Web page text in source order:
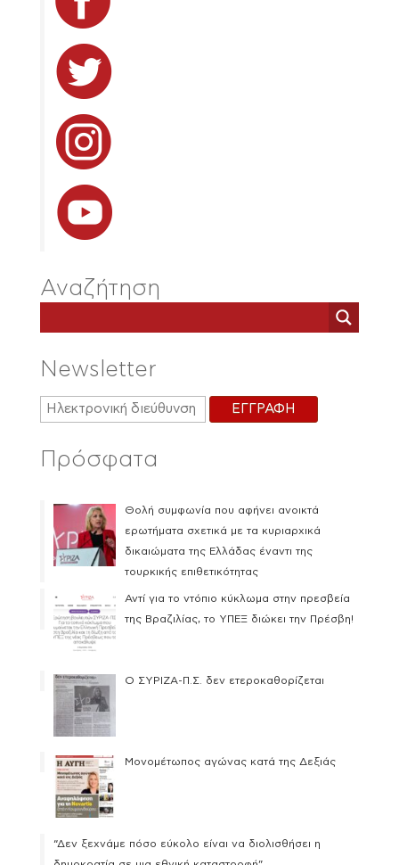
Αναζήτηση
Newsletter
Πρόσφατα
Θολή συμφωνία που αφήνει ανοικτά
ερωτήματα σχετικά με τα κυριαρχικά
δικαιώματα της Ελλάδας έναντι της
τουρκικής επιθετικότητας
Αντί για το ντόπιο κύκλωμα στην πρεσβεία
της Βραζιλίας, το ΥΠΕΞ διώκει την Πρέσβη!
Ο ΣΥΡΙΖΑ-Π.Σ. δεν ετεροκαθορίζεται
Μονομέτωπος αγώνας κατά της Δεξιάς
“Δεν ξεχνάμε πόσο εύκολο είναι να διολισθήσει η